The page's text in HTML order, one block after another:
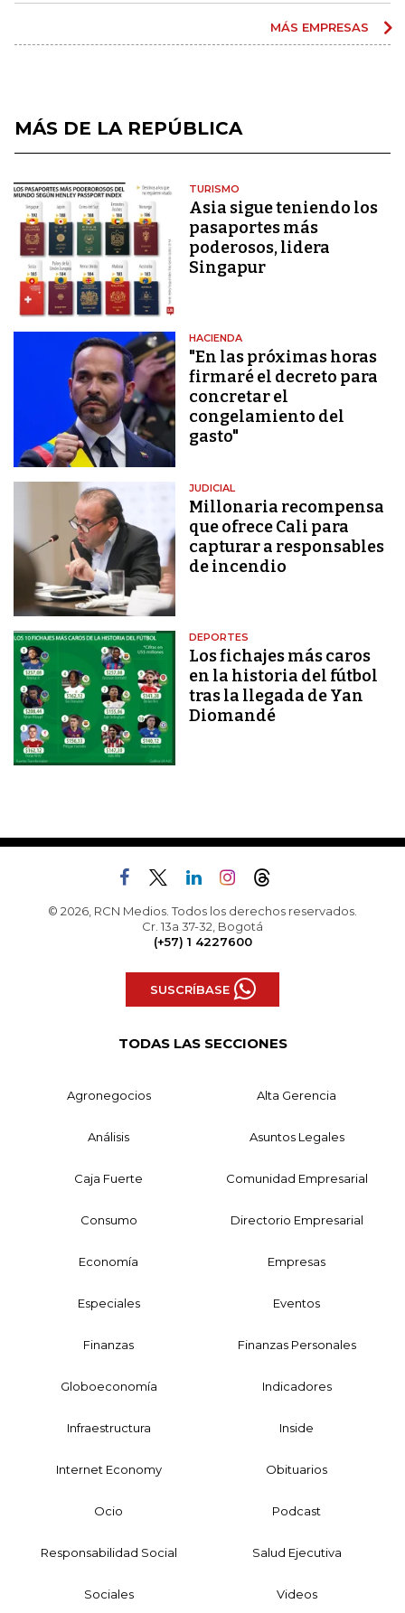
MÁS EMPRESAS
MÁS DE LA REPÚBLICA
TURISMO
Asia sigue teniendo los
pasaportes más
poderosos, lidera
Singapur
HACIENDA
"En las próximas horas
firmaré el decreto para
concretar el
congelamiento del
gasto"
JUDICIAL
Millonaria recompensa
que ofrece Cali para
capturar a responsables
de incendio
DEPORTES
Los fichajes más caros
en la historia del fútbol
tras la llegada de Yan
Diomandé
© 2026, RCN Medios. Todos los derechos reservados.
Cr. 13a 37-32, Bogotá
(+57) 1 4227600
SUSCRÍBASE
TODAS LAS SECCIONES
Agronegocios Alta Gerencia
Análisis Asuntos Legales
Caja Fuerte Comunidad Empresarial
Consumo Directorio Empresarial
Economía Empresas
Especiales Eventos
Finanzas Finanzas Personales
Globoeconomía Indicadores
Infraestructura Inside
Internet Economy Obituarios
Ocio Podcast
Responsabilidad Social Salud Ejecutiva
Sociales Videos